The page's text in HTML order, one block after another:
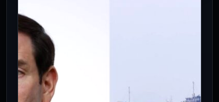
abuela de Ned en Spider-Man: No
Way Home
4 Ago 2026
La actriz Mary Rivera, recordada por
interpretar a la abuela de Ned Leeds en
Spider-Man: No Way Home…